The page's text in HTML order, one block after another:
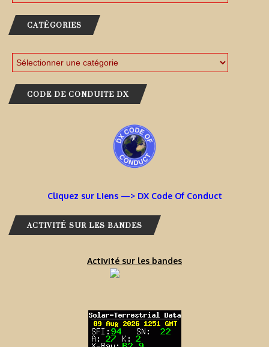
CATÉGORIES
CODE DE CONDUITE DX
Cliquez sur Liens —> DX Code Of Conduct
ACTIVITÉ SUR LES BANDES
Activité sur les bandes